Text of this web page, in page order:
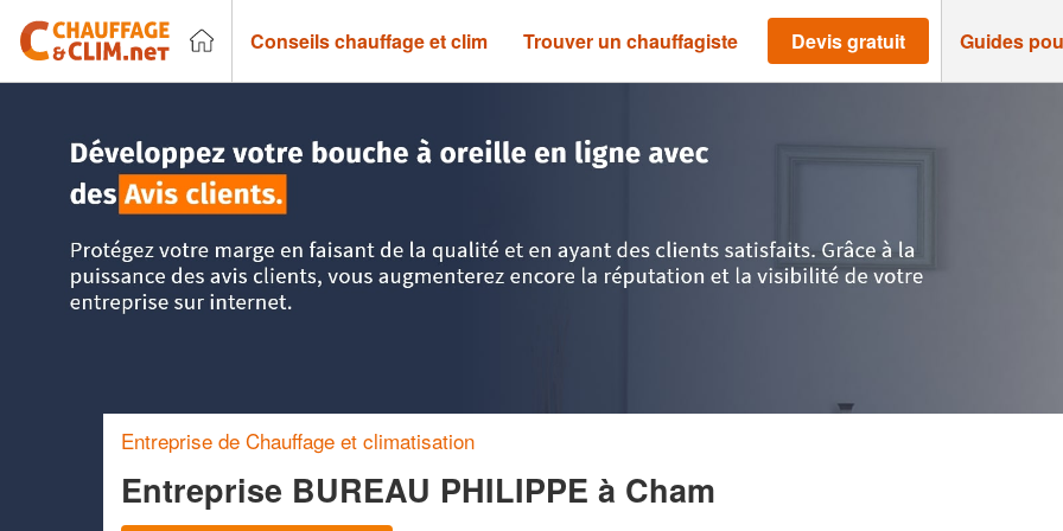
Conseils chauffage et clim Trouver un chauffagiste Devis gratuit Guides
Entreprise de Chauffage et climatisation
Entreprise BUREAU PHILIPPE à Cham